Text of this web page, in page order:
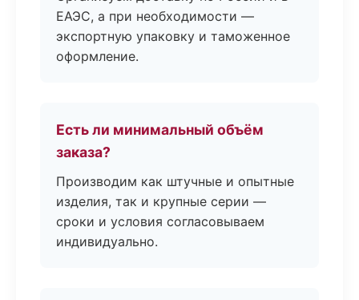
ЕАЭС, а при необходимости —
экспортную упаковку и таможенное
оформление.
Есть ли минимальный объём
заказа?
Производим как штучные и опытные
изделия, так и крупные серии —
сроки и условия согласовываем
индивидуально.